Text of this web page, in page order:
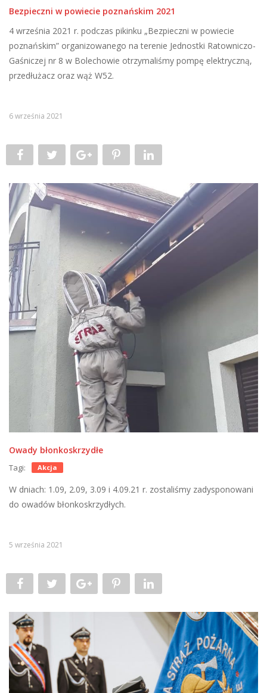
Bezpieczni w powiecie poznańskim 2021
4 września 2021 r. podczas pikinku „Bezpieczni w powiecie
poznańskim” organizowanego na terenie Jednostki Ratowniczo-
Gaśniczej nr 8 w Bolechowie otrzymaliśmy pompę elektryczną,
przedłużacz oraz wąż W52.
6 września 2021
Owady błonkoskrzydłe
Tagi: Akcja
W dniach: 1.09, 2.09, 3.09 i 4.09.21 r. zostaliśmy zadysponowani
do owadów błonkoskrzydłych.
5 września 2021